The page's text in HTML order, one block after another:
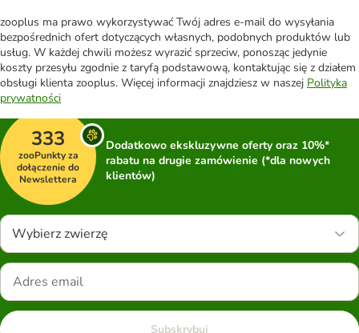
zooplus ma prawo wykorzystywać Twój adres e-mail do wysyłania
bezpośrednich ofert dotyczących własnych, podobnych produktów lub
usług. W każdej chwili możesz wyrazić sprzeciw, ponosząc jedynie
koszty przesyłu zgodnie z taryfą podstawową, kontaktując się z działem
obsługi klienta zooplus. Więcej informacji znajdziesz w naszej Polityka
prywatności
333
zooPunkty za
dołączenie do
Newslettera
Dodatkowo ekskluzywne oferty oraz 10%*
rabatu na drugie zamówienie (*dla nowych
klientów)
Wybierz zwierzę
Subskrybuj